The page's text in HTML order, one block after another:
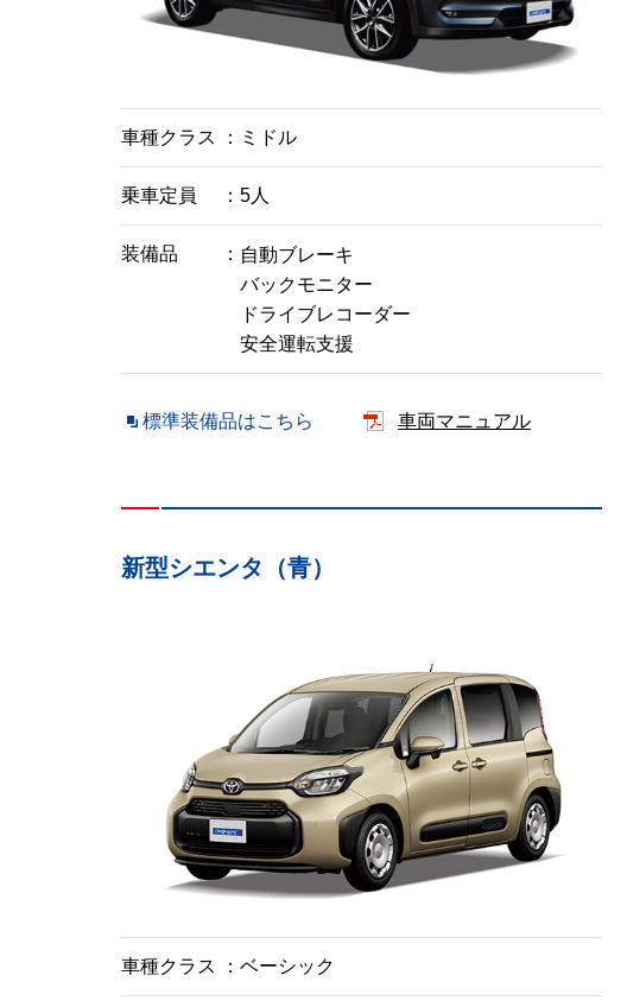
車種クラス ミドル
乗車定員 5人
装備品
自動ブレーキ
バックモニター
ドライブレコーダー
安全運転支援
標準装備品はこちら 車両マニュアル
新型シエンタ（青）
車種クラス ベーシック